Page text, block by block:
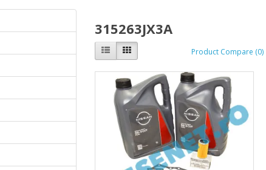
315263JX3A
Product Compare (0)